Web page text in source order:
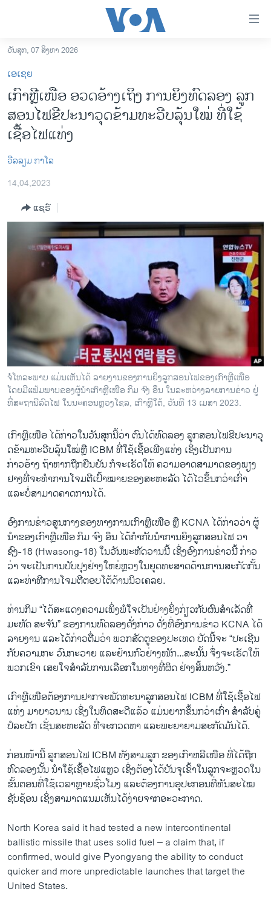
ເຂົ້າ
ຫາ
ຂ້າມ
ຂ້າມ
ຂ້າມ
ໄປ
ຫາ
ຊອກ
ລາວ
ອາເມຣິກາ
ການເລືອກຕັ້ງ ປະທານາທີບໍດີ ສະຫະລັດ 2024
ໂລກ
ອິດສະຫຼະພາບດ້ານການຂ່າວ
ຊີວິດຊາວລາວ
ຊຸມຊົນຊາວລາວ
ວິທະຍາສາດ-ເທັກໂນໂລຈີ
ທຸລະກິດ
ພາສາອັງກິດ
ວີດີໂອ
ສຽງ
ລາຍການກະຈາຍສຽງ
ຕິດຕາມພວກເຮົາ ທີ່
ພາສາຕ່າງໆ
ວັນສຸກ, 07 ສິງຫາ 2026
ເອເຊຍ
ເກົາຫຼີເໜືອ ອວດອ້າງເຖິງ ການຍິງທົດລອງ ລູກ
ສອນໄຟຂີປະນາວຸດຂ້າມທະວີບລຸ້ນໃໝ່ ທີ່ໃຊ້
ເຊື້ອໄຟແທ່ງ
ວີລລຽມ ກາໂລ
14,04,2023
ແຊຣ໌
ຈໍໂທລະພາບ ແມ່ນເຫັນໄດ້ ລາຍງານຂອງການຍິງລູກສອນໄຟຂອງເກົາຫຼີເໜືອ
ໂດຍມີແຟ້ມພາບຂອງຜູ້ນຳເກົາຫຼີເໜືອ ກິມ ຈົງ ອຶນ ໃນລະຫວ່າງລາຍການຂ່າວ ຢູ່
ທີ່ສະຖານີລົດໄຟ ໃນນະຄອນຫຼວງໂຊລ, ເກົາຫຼີໃຕ້, ວັນທີ 13 ເມສາ 2023.
ເກົາຫຼີເໜືອ ໄດ້ກ່າວໃນວັນສຸກນີ້ວ່າ ຕົນໄດ້ທົດລອງ ລູກສອນໄຟຂີປະນາວຸ
ດຂ້າມທະວີບລຸ້ນໃໝ່ຫຼື ICBM ທີ່ໃຊ້ເຊື້ອເພີງແທ່ງ ເຊິ່ງເປັນການ
ກ່າວອ້າງ ຖ້າຫາກຖືກຢືນຢັນ ກໍຈະເຮັດໃຫ້ ຄວາມອາດສາມາດຂອງພຽງ
ຢາງທີ່ຈະ​ທຳການໂຈມຕີເປົ້າໝາຍຂອງສະຫະລັດ ໄດ້ໄວຂຶ້ນກວ່າເກົ່າ
ແລະບໍ່ສາມາດຄາດການໄດ້.
ອົງການຂ່າວສູນກາງຂອງທາງການເກົາຫຼີເໜືອ ຫຼື KCNA ໄດ້ກ່າວວ່າ ຜູ້
ນຳຂອງເກົາຫຼີເໜືອ ກິມ ຈົງ ອຶນ ໄດ້ກຳກັບນຳການຍິງລູກສອນໄຟ ວາ
ຊົງ-18 (Hwasong-18) ໃນວັນພະຫັດວານນີ້ ເຊິ່ງອົງການຂ່າວນີ້ ກ່າວ
ວ່າ ຈະເປັນການປັບປຸງຢ່າງໃຫຍ່ຫຼວງໃນຍຸດທະສາດດ້ານການສະກັດກັ້ນ
ແລະທ່າທີການໂຈມຕີຕອບໂຕ້ດ້ານນິວເຄລຍ.
ທ່ານກິມ “ໄດ້ສະແດງຄວາມເພິ່ງພໍໃຈເປັນຢ່າງຍິ່ງກ່ຽວກັບຜົນສຳເລັດທີ່
ມະຫັດ ສະຈັນ” ຂອງການທົດລອງດັ່ງກ່າວ ດັ່ງທີ່ອົງການຂ່າວ KCNA ໄດ້
ລາຍງານ ແລະໄດ້ກ່າວຕື່ມວ່າ ພວກສັດຕູຂອງປະເທດ ບັດນີ້ຈະ “ປະເຊີນ
ກັບຄວາມກະ ວົນກະວາຍ ແລະຢ້ານກົວຢ່າງໜັກ...ສະນັ້ນ ຈຶ່ງຈະເຮັດໃຫ້
ພວກເຂົາ ເສຍໃຈສຳລັບການເລືອກໃນທາງທີ່ຜິດ ຢ່າງສິ້ນຫວັງ.”
ເກົາຫຼີເໜືອຕ້ອງການຢາກຈະພັດທະນາລູກສອນໄຟ ICBM ທີ່ໃຊ້ເຊື້ອໄຟ
ແທ່ງ ມາຍາວນານ ເຊິ່ງໃນທິດສະດີແລ້ວ ແມ່ນຍາກຂຶ້ນກວ່າເກົ່າ ສຳລັບຄູ່
ປໍລະປັກ ເຊັ່ນສະຫະລັດ ທີ່ຈະກວດຫາ ແລະພະຍາຍາມສະກັດມັນໄດ້.
ກ່ອນໜ້ານີ້ ລູກສອນໄຟ ICBM ທັງສາມລູກ ຂອງເກົາຫລີເໜືອ ທີ່ໄດ້ຖືກ
ທົດລອງນັ້ນ ນຳໃຊ້ເຊື້ອໄຟແຫຼວ ເຊິ່ງຕ້ອງໄດ້ບັນຈຸເຂົ້າໃນລູກຈະຫຼວດໃນ
ຂັ້ນຕອນທີ່ໃຊ້ເວລາຫຼາຍຊົ່ວໂມງ ແລະຕ້ອງການອຸປະກອນທີ່ທັນສະໄໝ
ຊັບຊ້ອນ ເຊິ່ງສາມາດແນມເຫັນໄດ້ງ່າຍຈາກອະວະກາດ.
North Korea said it had tested a new intercontinental
ballistic missile that uses solid fuel – a claim that, if
confirmed, would give Pyongyang the ability to conduct
quicker and more unpredictable launches that target the
United States.